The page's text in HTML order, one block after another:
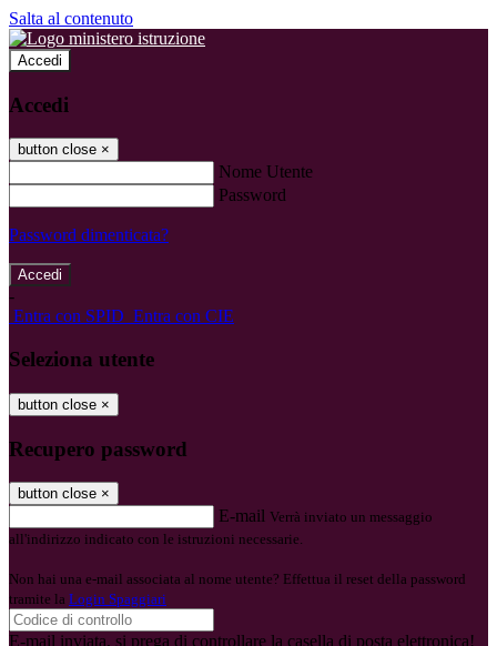
Salta al contenuto
Accedi
Accedi
button close ×
Nome Utente
Password
Password dimenticata?
-
Entra con SPID Entra con CIE
Seleziona utente
button close ×
Recupero password
button close ×
E-mail Verrà inviato un messaggio
all'indirizzo indicato con le istruzioni necessarie.
Non hai una e-mail associata al nome utente? Effettua il reset della password
tramite la Login Spaggiari
E-mail inviata, si prega di controllare la casella di posta elettronica!